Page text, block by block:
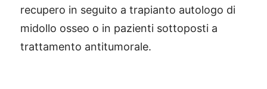
recupero in seguito a trapianto autologo di
midollo osseo o in pazienti sottoposti a
trattamento antitumorale.